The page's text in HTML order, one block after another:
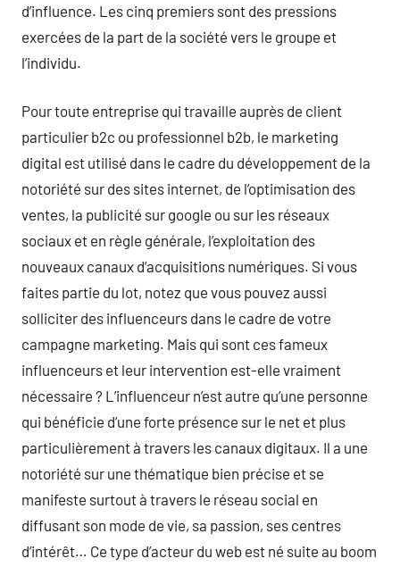
d’influence. Les cinq premiers sont des pressions
exercées de la part de la société vers le groupe et
l’individu.
Pour toute entreprise qui travaille auprès de client
particulier b2c ou professionnel b2b, le marketing
digital est utilisé dans le cadre du développement de la
notoriété sur des sites internet, de l’optimisation des
ventes, la publicité sur google ou sur les réseaux
sociaux et en règle générale, l’exploitation des
nouveaux canaux d’acquisitions numériques. Si vous
faites partie du lot, notez que vous pouvez aussi
solliciter des influenceurs dans le cadre de votre
campagne marketing. Mais qui sont ces fameux
influenceurs et leur intervention est-elle vraiment
nécessaire ? L’influenceur n’est autre qu’une personne
qui bénéficie d’une forte présence sur le net et plus
particulièrement à travers les canaux digitaux. Il a une
notoriété sur une thématique bien précise et se
manifeste surtout à travers le réseau social en
diffusant son mode de vie, sa passion, ses centres
d’intérêt… Ce type d’acteur du web est né suite au boom